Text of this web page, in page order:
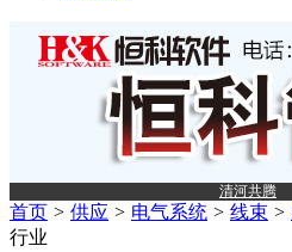
清河共腾
首页 > 供应 > 电气系统 > 线束 >
行业